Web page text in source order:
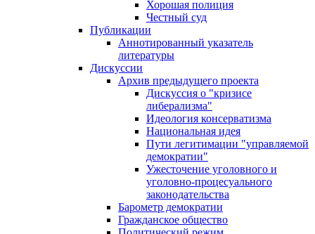
Хорошая полиция
Честный суд
Публикации
Аннотированный указатель
литературы
Дискуссии
Архив предыдущего проекта
Дискуссия о "кризисе
либерализма"
Идеология консерватизма
Национальная идея
Пути легитимации "управляемой
демократии"
Ужесточение уголовного и
уголовно-процесуального
законодательства
Барометр демократии
Гражданское общество